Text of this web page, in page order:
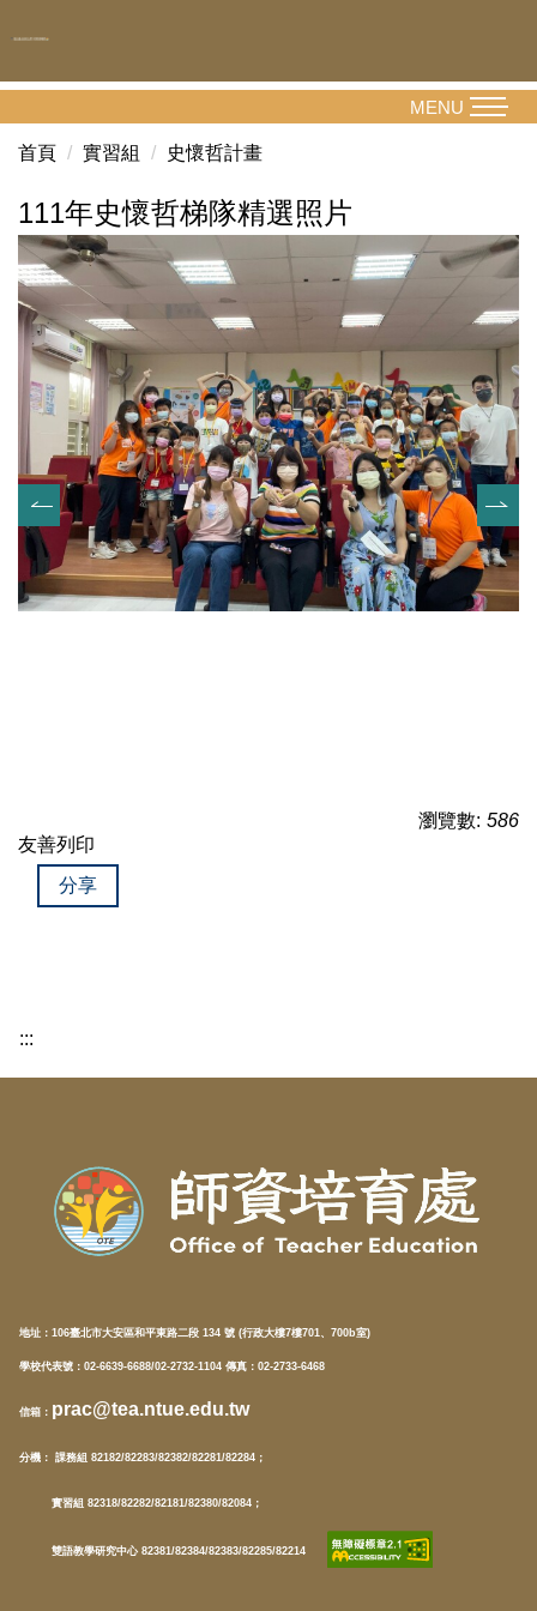
到
容
MENU
首頁 實習組 史懷哲計畫
111年史懷哲梯隊精選照片
瀏覽數: 586
友善列印
分享
:::
地址： 106臺北市大安區和平東路二段 134 號 (行政大樓7樓701、700b室)
學校代表號：02-6639-6688/02-2732-1104 傳真：02-2733-6468
信箱 ： prac@tea.ntue.edu.tw
分機 ： 課務組 82182/82283/82382/82281/82284；
實習組 82318/82282/82181/82380/82084；
雙語教學研究中心 82381/82384/82383/82285/82214